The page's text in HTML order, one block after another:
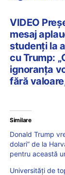
VIDEO
mesaj
studenți la
cu Trump:
ignoranța
fără
Similare
Donald Trump
dolari” de la
pentru această
Universități de